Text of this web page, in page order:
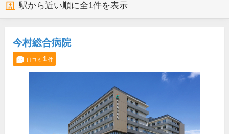
駅から近い順に全1件を表示
今村総合病院
口コミ 1件